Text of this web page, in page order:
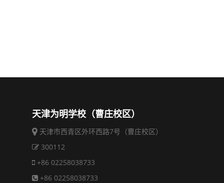
天津为明学校（曹庄校区）
天津市西青区外环西路7号（曹庄校区）
300112
+86 02258038733
+86 02258038733